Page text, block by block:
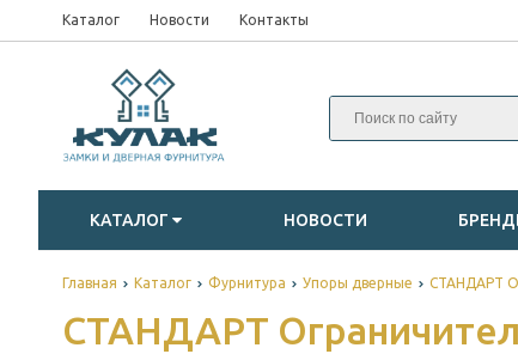
Каталог Новости Контакты
КАТАЛОГ НОВОСТИ
Главная Каталог Фурнитура Упоры дверные СТАНДАРТ
СТАНДАРТ